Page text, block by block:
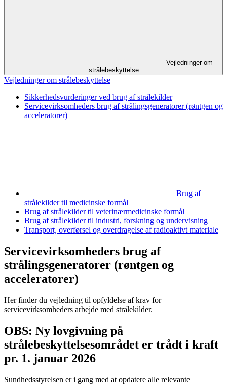
Vejledninger om
strålebeskyttelse
Vejledninger om strålebeskyttelse
Sikkerhedsvurderinger ved brug af strålekilder
Servicevirksomheders brug af strålingsgeneratorer (røntgen og
acceleratorer)
Brug af
strålekilder til medicinske formål
Brug af strålekilder til veterinærmedicinske formål
Brug af strålekilder til industri, forskning og undervisning
Transport, overførsel og overdragelse af radioaktivt materiale
Servicevirksomheders brug af
strålingsgeneratorer (røntgen og
acceleratorer)
Her finder du vejledning til opfyldelse af krav for
servicevirksomheders arbejde med strålekilder.
OBS: Ny lovgivning på
strålebeskyttelsesområdet er trådt i kraft
pr. 1. januar 2026
Sundhedsstyrelsen er i gang med at opdatere alle relevante